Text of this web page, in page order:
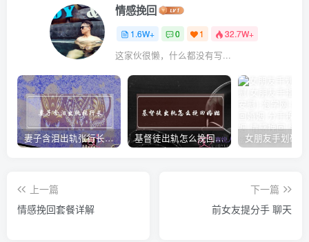
情感挽回
1.6W+ 0 1 32.7W+
这家伙很懒，什么都没有写...
妻子含泪出轨张行长 她说全都是因为家中 基督徒出轨怎么挽回婚姻(基督徒面对出轨婚姻)
上一篇
情感挽回套餐详解
下一篇
前女友提分手 聊天